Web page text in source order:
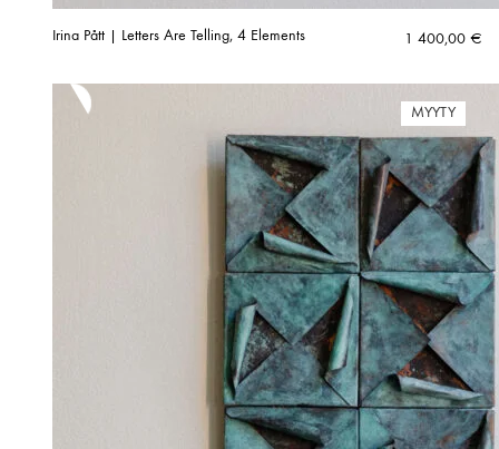
Irina Pått | Letters Are Telling, 4 Elements 1 400,00 €
MYYTY